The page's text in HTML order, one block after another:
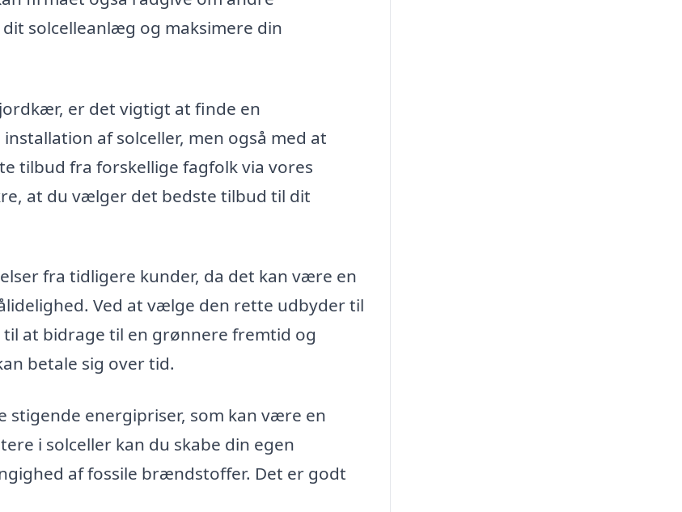
solcelleanlæg og maksimere din
er det vigtigt at finde en
af solceller, men også med at
tilbud fra forskellige fagfolk via vores
at du vælger det bedste tilbud til dit
fra tidligere kunder, da det kan være en
Ved at vælge den rette udbyder til
at bidrage til en grønnere fremtid og
betale sig over tid.
stigende energipriser, som kan være en
i solceller kan du skabe din egen
af fossile brændstoffer. Det er godt